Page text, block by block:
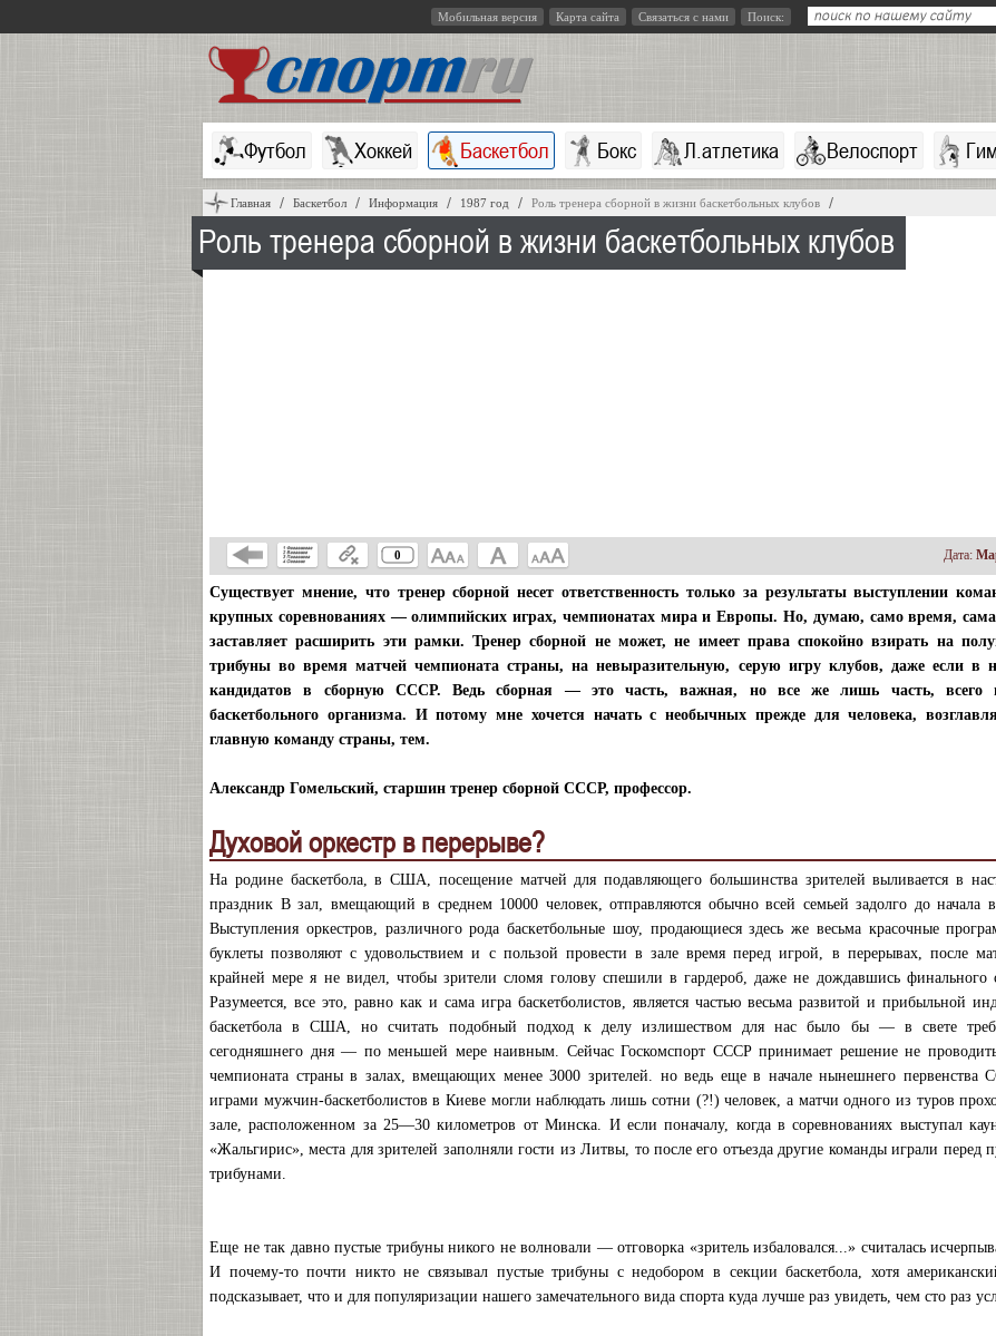
Мобильная версия Карта сайта Связаться с нами Поиск:
Футбол Хоккей Баскетбол Бокс Л.атлетика Велоспорт
Главная Баскетбол Информация 1987 год Роль тренера сборной в жизни баскетбольных клубов
Роль тренера сборной в жизни баскетбольных клубов
0 Дата:
Существует мнение, что тренер сборной несет ответственность только за результаты выступлении
крупных соревнованиях — олимпийских играх, чемпионатах мира и Европы. Но, думаю, само время,
заставляет расширить эти рамки. Тренер сборной не может, не имеет права спокойно взирать на
трибуны во время матчей чемпионата страны, на невыразительную, серую игру клубов, даже если в
кандидатов в сборную СССР. Ведь сборная — это часть, важная, но все же лишь часть, всего
баскетбольного организма. И потому мне хочется начать с необычных прежде для человека,
главную команду страны, тем.
Александр Гомельский, старшин тренер сборной СССР, профессор.
Духовой оркестр в перерыве?
На родине баскетбола, в США, посещение матчей для подавляющего большинства зрителей выливается в
праздник В зал, вмещающий в среднем 10000 человек, отправляются обычно всей семьей задолго до начала
Выступления оркестров, различного рода баскетбольные шоу, продающиеся здесь же весьма красочные
буклеты позволяют с удовольствием и с пользой провести в зале время перед игрой, в перерывах, после
крайней мере я не видел, чтобы зрители сломя голову спешили в гардероб, даже не дождавшись финального
Разумеется, все это, равно как и сама игра баскетболистов, является частью весьма развитой и прибыльной
баскетбола в США, но считать подобный подход к делу излишеством для нас было бы — в свете
сегодняшнего дня — по меньшей мере наивным. Сейчас Госкомспорт СССР принимает решение не
чемпионата страны в залах, вмещающих менее 3000 зрителей. но ведь еще в начале нынешнего первенства
играми мужчин-баскетболистов в Киеве могли наблюдать лишь сотни (?!) человек, а матчи одного из туров
зале, расположенном за 25—30 километров от Минска. И если поначалу, когда в соревнованиях выступал
«Жальгирис», места для зрителей заполняли гости из Литвы, то после его отъезда другие команды играли перед
трибунами.
Еще не так давно пустые трибуны никого не волновали — отговорка «зритель избаловался...» считалась
И почему-то почти никто не связывал пустые трибуны с недобором в секции баскетбола, хотя
подсказывает, что и для популяризации нашего замечательного вида спорта куда лучше раз увидеть, чем сто раз